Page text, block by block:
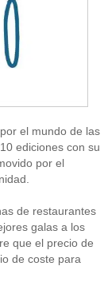
el mundo de las
ediciones con su
por el
de restaurantes
galas a los
que el precio de
de coste para